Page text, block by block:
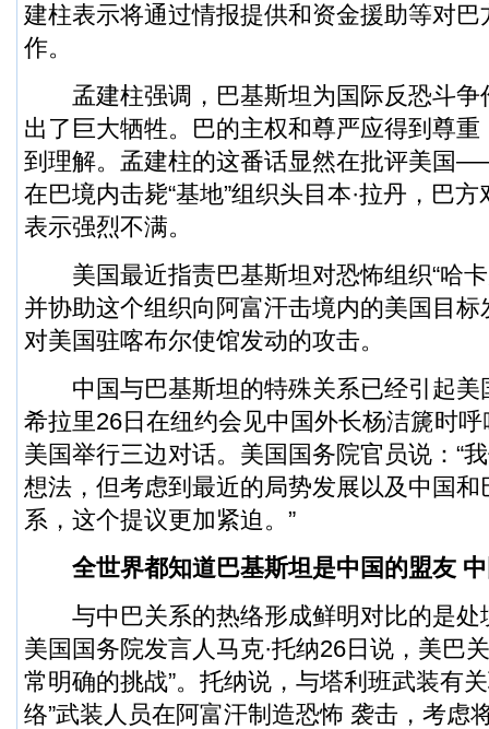
建柱表示将通过情报提供和资金援助等对
作。
孟建柱强调，巴基斯坦为国际反恐斗争
出了巨大牺牲。巴的主权和尊严应得到尊
到理解。孟建柱的这番话显然在批评美国
在巴境内击毙“基地”组织头目本·拉丹，巴
表示强烈不满。
美国最近指责巴基斯坦对恐怖组织“哈卡
并协助这个组织向阿富汗击境内的美国目
对美国驻喀布尔使馆发动的攻击。
中国与巴基斯坦的特殊关系已经引起美
希拉里26日在纽约会见中国外长杨洁篪时
美国举行三边对话。美国国务院官员说：“
想法，但考虑到最近的局势发展以及中国
系，这个提议更加紧迫。”
全世界都知道巴基斯坦是中国的盟友
与中巴关系的热络形成鲜明对比的是处
美国国务院发言人马克·托纳26日说，美巴
常明确的挑战”。托纳说，与塔利班武装有
络”武装人员在阿富汗制造恐怖 袭击，考虑